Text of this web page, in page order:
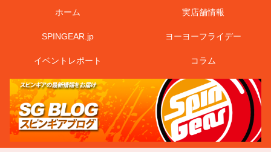
ホーム 実店舗情報
SPINGEAR.jp ヨーヨーフライデー
イベントレポート コラム